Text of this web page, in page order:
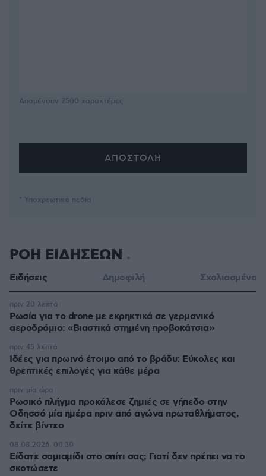
Απομένουν 2500 χαρακτήρες
* Υποχρεωτικά πεδία
ΡΟΗ ΕΙΔΗΣΕΩΝ
Ειδήσεις Δημοφιλή Σχολιασμένα
Ρωσία για το drone με εκρηκτικά σε γερμανικό
αεροδρόμιο: «Βιαστικά στημένη προβοκάτσια»
πριν 20 λεπτά
Ιδέες για πρωινό έτοιμο από το βράδυ: Εύκολες και
θρεπτικές επιλογές για κάθε μέρα
πριν 45 λεπτά
Ρωσικό πλήγμα προκάλεσε ζημιές σε γήπεδο στην
Οδησσό μία ημέρα πριν από αγώνα πρωταθλήματος,
δείτε βίντεο
πριν μία ώρα
Είδατε σαμιαμίδι στο σπίτι σας; Γιατί δεν πρέπει να το
σκοτώσετε
08.08.2026, 00:30